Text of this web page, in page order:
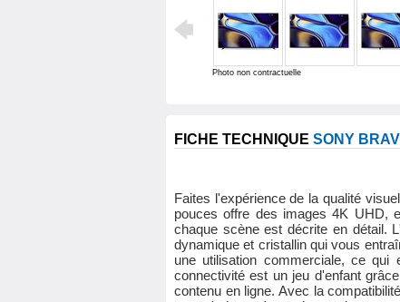
Photo non contractuelle
FICHE TECHNIQUE SONY
Faites l'expérience de la qualité
pouces offre des images 4K UHD,
chaque scène est décrite en détail.
dynamique et cristallin qui vous
une utilisation commerciale, ce
connectivité est un jeu d'enfant
contenu en ligne. Avec la